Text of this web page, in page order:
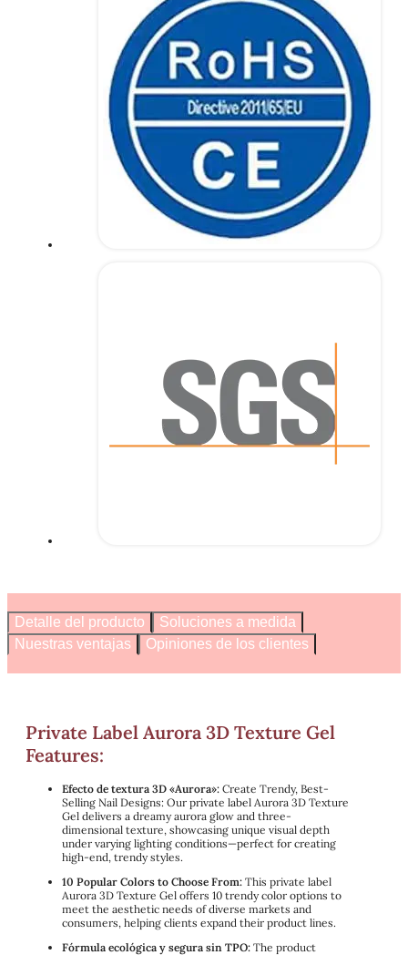
Detalle del producto
Soluciones a medida
Nuestras ventajas
Opiniones de los clientes
Private Label Aurora 3D Texture Gel
Features:
Efecto de textura 3D «Aurora»: Create Trendy, Best-
Selling Nail Designs: Our private label Aurora 3D Texture
Gel delivers a dreamy aurora glow and three-
dimensional texture, showcasing unique visual depth
under varying lighting conditions—perfect for creating
high-end, trendy styles.
10 Popular Colors to Choose From: This private label
Aurora 3D Texture Gel offers 10 trendy color options to
meet the aesthetic needs of diverse markets and
consumers, helping clients expand their product lines.
Fórmula ecológica y segura sin TPO: The product